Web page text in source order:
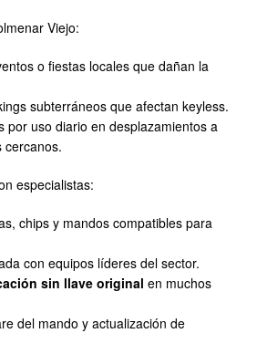
Viejo:
o fiestas locales que dañan la
subterráneos que afectan keyless.
por uso diario en desplazamientos a
cercanos.
especialistas:
chips y mandos compatibles para
con equipos líderes del sector.
sin llave original en muchos
del mando y actualización de